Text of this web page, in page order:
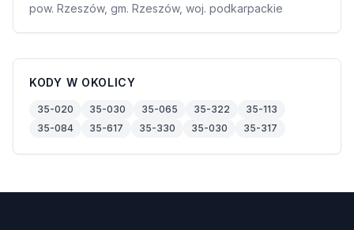
pow. Rzeszów, gm. Rzeszów, woj. podkarpackie
KODY W OKOLICY
35-020 35-030 35-065 35-322
35-113
35-084
35-617 35-330 35-030 35-317